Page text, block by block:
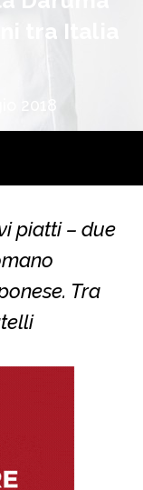
tra Italia
piatti – due
Tra